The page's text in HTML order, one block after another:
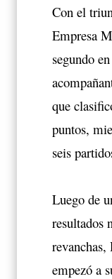
Con el
Empresa
segundo
que
puntos,
seis
Luego de
resultados
revanchas,
empezó a